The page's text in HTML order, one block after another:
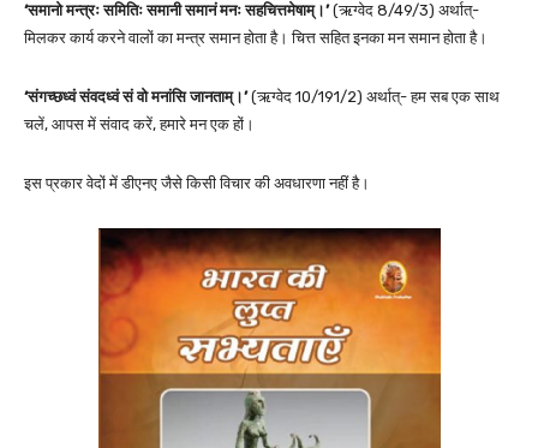
‘समानो मन्त्रः समितिः समानी समानं मनः सहचित्तमेषाम्।’(ऋग्वेद 8/49/3) अर्थात्-
मिलकर कार्य करने वालों का मन्त्र समान होता है। चित्त सहित इनका मन समान होता है।
‘संगच्छध्वं संवदध्वं सं वो मनांसि जानताम्।’(ऋग्वेद 10/191/2) अर्थात्- हम सब एक साथ
चलें, आपस में संवाद करें, हमारे मन एक हों।
इस प्रकार वेदों में डीएनए जैसे किसी विचार की अवधारणा नहीं है।